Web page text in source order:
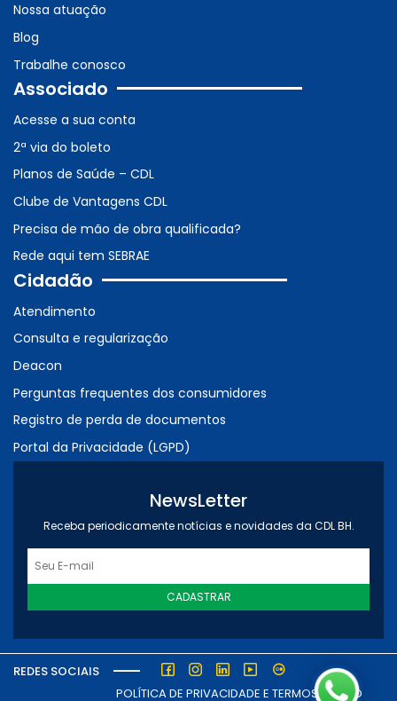
Nossa atuação
Blog
Trabalhe conosco
Associado
Acesse a sua conta
2ª via do boleto
Planos de Saúde – CDL
Clube de Vantagens CDL
Precisa de mão de obra qualificada?
Rede aqui tem SEBRAE
Cidadão
Atendimento
Consulta e regularização
Deacon
Perguntas frequentes dos consumidores
Registro de perda de documentos
Portal da Privacidade (LGPD)
NewsLetter
Receba periodicamente notícias e novidades da CDL BH.
CADASTRAR
REDES SOCIAIS
POLÍTICA DE PRIVACIDADE E TERMOS DE USO